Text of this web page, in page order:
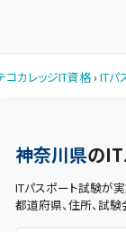
コカレッジIT資格› ITパ
神奈川県の
ITパスポート試験が
都道府県、住所、試